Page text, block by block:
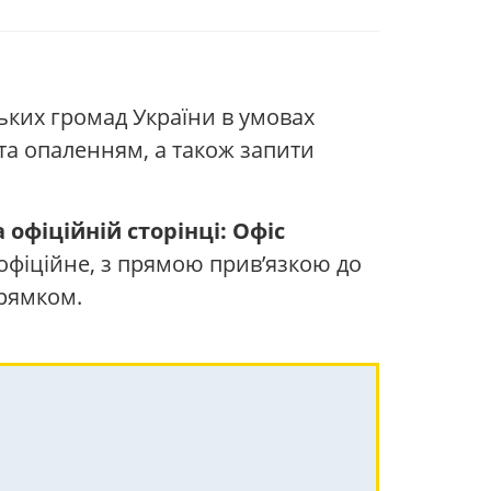
громад України в умовах
опаленням, а також запити
офіційній сторінці: Офіс
з прямою прив’язкою до